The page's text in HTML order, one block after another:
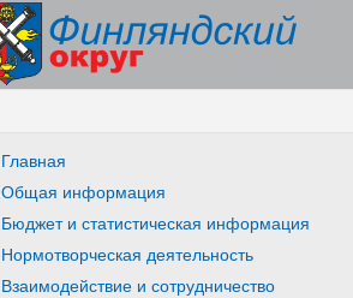
Главная
Общая информация
Бюджет и статистическая информация
Нормотворческая деятельность
Взаимодействие и сотрудничество